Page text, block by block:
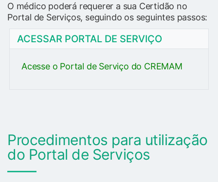
O médico poderá requerer a sua Certidão no
Portal de Serviços, seguindo os seguintes passos:
ACESSAR PORTAL DE SERVIÇO
Acesse o Portal de Serviço do CREMAM
Procedimentos para utilização
do Portal de Serviços